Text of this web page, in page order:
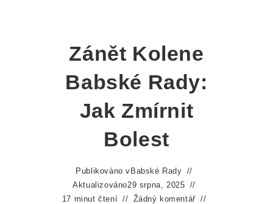
Zánět Kolene
Babské Rady:
Jak Zmírnit
Bolest
Publikováno v Babské Rady
Aktualizováno29 srpna, 2025
17 minut čtení
Žádný komentář